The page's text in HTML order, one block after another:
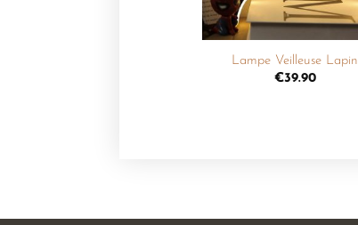
Lampe Veilleuse Lapin
€39.90